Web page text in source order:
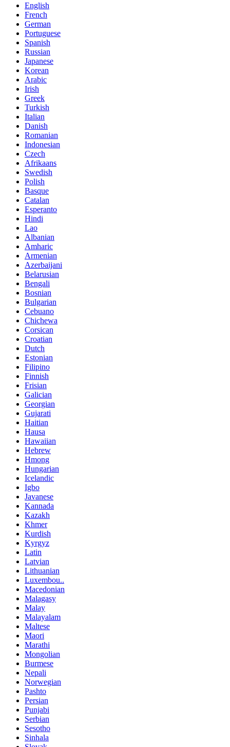
English
French
German
Portuguese
Spanish
Russian
Japanese
Korean
Arabic
Irish
Greek
Turkish
Italian
Danish
Romanian
Indonesian
Czech
Afrikaans
Swedish
Polish
Basque
Catalan
Esperanto
Hindi
Lao
Albanian
Amharic
Armenian
Azerbaijani
Belarusian
Bengali
Bosnian
Bulgarian
Cebuano
Chichewa
Corsican
Croatian
Dutch
Estonian
Filipino
Finnish
Frisian
Galician
Georgian
Gujarati
Haitian
Hausa
Hawaiian
Hebrew
Hmong
Hungarian
Icelandic
Igbo
Javanese
Kannada
Kazakh
Khmer
Kurdish
Kyrgyz
Latin
Latvian
Lithuanian
Luxembou..
Macedonian
Malagasy
Malay
Malayalam
Maltese
Maori
Marathi
Mongolian
Burmese
Nepali
Norwegian
Pashto
Persian
Punjabi
Serbian
Sesotho
Sinhala